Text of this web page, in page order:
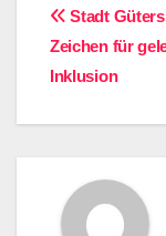
Stadt
Zeichen für
Inklusion